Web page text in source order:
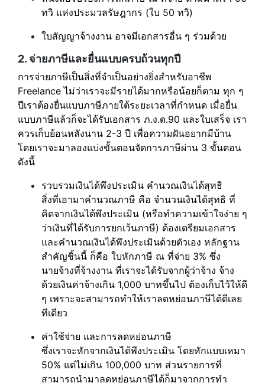
ทวิ แห่งประมวลรัษฎากร (ใบ 50 ทวิ)
ใบสัญญาจ้างงาน อาจมีเอกสารอื่น ๆ ร่วมด้วย
2. จ่ายภาษีและยื่นแบบครบถ้วนทุกปี
การจ่ายภาษีเป็นสิ่งที่จำเป็นอย่างยิ่งสำหรับอาชีพ
Freelance ไม่ว่าเราจะมีรายได้มากหรือน้อยก็ตาม ทุก ๆ
ปีเราต้องยื่นแบบภาษีภายใต้ระยะเวลาที่กำหนด เมื่อยื่น
แบบภาษีแล้วก็จะได้รับเอกสาร ภ.ง.ด.90 และใบเสร็จ เรา
ควรเก็บย้อนหลังนาน 2-3 ปี เพื่อความฝันอยากมีบ้าน
โดยเราจะมาลองแบ่งขั้นตอนจัดการภาษีผ่าน 3 ขั้นตอน
ดังนี้
รวบรวมเงินได้พึงประเมิน คำนวณเงินได้สุทธิ
สิ่งที่เอามาคำนวณภาษี คือ จำนวนเงินได้สุทธิ ที่
คิดจากเงินได้พึงประเมิน (หรือทำความเข้าใจง่าย ๆ
ว่าเงินที่ได้รับการยกเว้นภาษี) ต้องเตรียมเอกสาร
และคำนวณเงินได้พึงประเมินด้วยตัวเอง หลักฐาน
สำคัญชิ้นนี้ ก็คือ ใบหักภาษี ณ ที่จ่าย 3% ซึ่ง
นายจ้างที่จ้างงาน ที่เราจะได้รับจากผู้ว่าจ้าง จ้าง
ด้วยเงินค่าจ้างเกิน 1,000 บาทขึ้นไป ต้องเก็บไว้ให้ดี
ๆ เพราะจะสามารถทำให้เราลดหย่อนภาษีได้ดีเลย
ทีเดียว
ค่าใช้จ่าย และการลดหย่อนภาษี
ซึ่งเราจะหักจากเงินได้พึงประเมิน โดยหักแบบเหมา
50% แต่ไม่เกิน 100,000 บาท ส่วนรายการที่
สามารถนำมาลดหย่อนภาษีได้ก็มาจากการทำ